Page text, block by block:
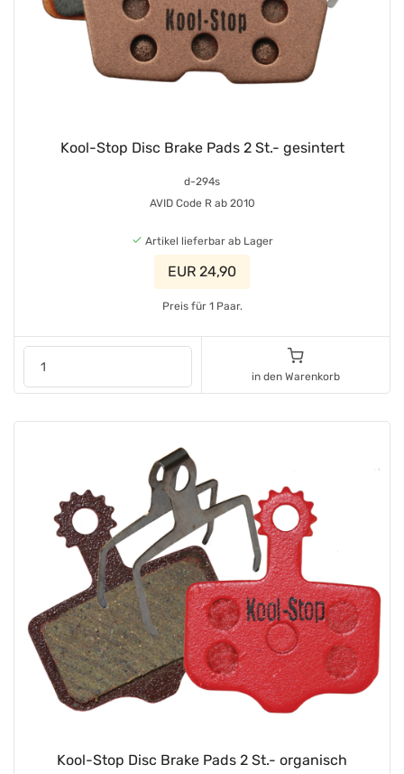
Kool-Stop Disc Brake Pads 2 St.- gesintert
d-294s
AVID Code R ab 2010
Artikel lieferbar ab Lager
EUR 24,90
Preis für 1 Paar.
in den Warenkorb
Kool-Stop Disc Brake Pads 2 St.- organisch